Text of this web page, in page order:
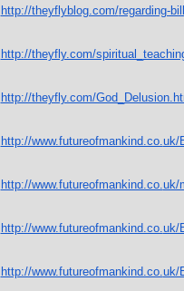
http://theyflyblog.com/regarding-
http://theyfly.com/spiritual_
http://theyfly.com/God_
http://www.futureofmankind.co.uk/
http://www.futureofmankind.co.uk/
http://www.futureofmankind.co.uk/
http://www.futureofmankind.co.uk/